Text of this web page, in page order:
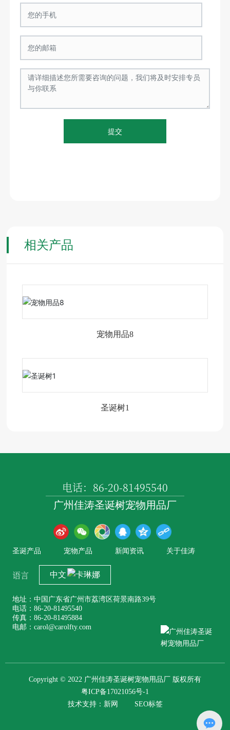
提交
相关产品
宠物用品8
圣诞树1
电话：86-20-81495540
广州佳涛圣诞树宠物用品厂
圣诞产品 宠物产品 新闻资讯 关于佳涛
语言 中文
地址：中国广东省广州市荔湾区荷景南路39号
电话：86-20-81495540
传真：86-20-81495884
电邮：carol@carolfty.com
Copyright © 2022 广州佳涛圣诞树宠物用品厂 版权所有
粤ICP备17021056号-1
技术支持： 新网 SEO标签